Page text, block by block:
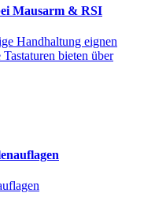
Mausarm & RSI
Handhaltung eignen
bieten über